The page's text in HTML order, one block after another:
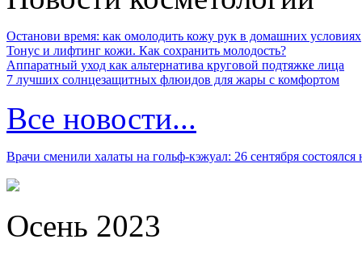
Останови время: как омолодить кожу рук в домашних условиях
Тонус и лифтинг кожи. Как сохранить молодость?
Аппаратный уход как альтернатива круговой подтяжке лица
7 лучших солнцезащитных флюидов для жары с комфортом
Все новости...
Врачи сменили халаты на гольф-кэжуал: 26 сентября
Осень 2023